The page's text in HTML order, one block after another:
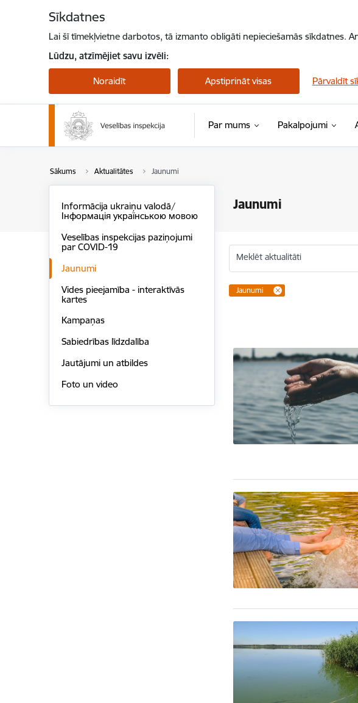
Sīkdatnes
Lai šī tīmekļvietne darbotos, tā izmanto obligāti nepieciešamās sīkdatnes.
Lūdzu, atzīmējiet savu izvēli:
Noraidīt Apstiprināt visas Pārvaldīt
Par mums Pakalpojumi
Sākums Aktualitātes Jaunumi
Jaunumi
Informācija ukraiņu valodā/
Інформація українською мовою
Veselības inspekcijas paziņojumi
par COVID-19
Jaunumi
Vides pieejamība - interaktīvās
kartes
Kampaņas
Sabiedrības līdzdalība
Jautājumi un atbildes
Foto un video
Meklēt aktualitāti
Jaunumi